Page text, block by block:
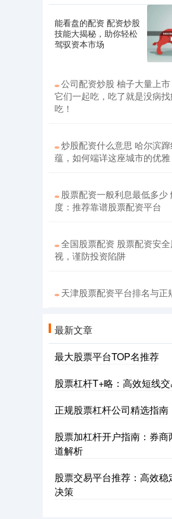
能看盘的配资 配资炒股
技能大揭秘，助你轻松
驾驭资本市场
公司配资炒股 柚子大量上
它们一起吃，吃了就是没病
吃！
炒股配资什么意思 哈尔滨
蕴，如何端详这座城市的优雅
股票配资一般利息最低多少
度：推荐靠谱股票配资平台
全国股票配资 股票配资安
视，谨防投资陷阱
天津股票配资平台排名与正
最新文章
最大股票平台TOP名推荐
股票杠杆T+略：高效短线
正规股票杠杆公司精选指南
股票加杠杆开户指南：券
道解析
股票交易平台推荐：高效稳
决策